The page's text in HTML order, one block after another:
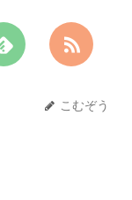
こむぞう